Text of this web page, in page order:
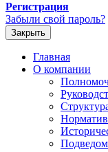
Регистрация
Забыли свой пароль?
Закрыть
Главная
О компании